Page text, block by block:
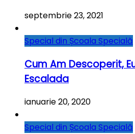
septembrie 23, 2021
Special din Școala Specială
Cum Am Descoperit,
Escalada
ianuarie 20, 2020
Special din Școala Specială